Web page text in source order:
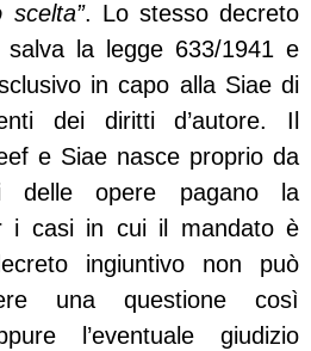
scelta”. Lo stesso decreto
la legge 633/1941 e
in capo alla Siae di
dei diritti d’autore. Il
e Siae nasce proprio da
delle opere pagano la
i casi in cui il mandato è
ingiuntivo non può
una questione così
l’eventuale giudizio